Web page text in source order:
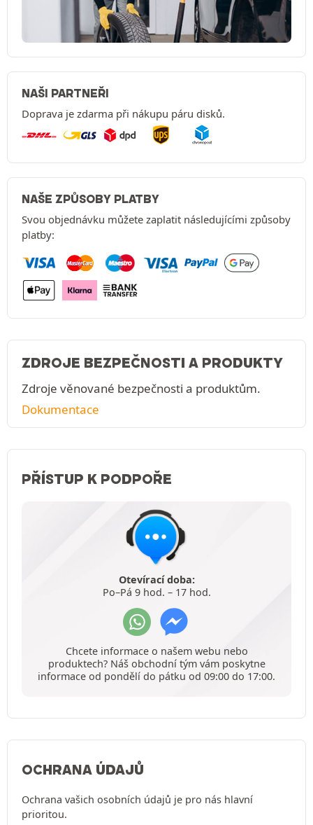
NAŠI PARTNEŘI
Doprava je zdarma při nákupu páru disků.
NAŠE ZPŮSOBY PLATBY
Svou objednávku můžete zaplatit následujícími způsoby
platby:
ZDROJE BEZPEČNOSTI A PRODUKTY
Zdroje věnované bezpečnosti a produktům.
Dokumentace
PŘÍSTUP K PODPOŘE
Otevírací doba:
Po–Pá 9 hod. – 17 hod.
Chcete informace o našem webu nebo
produktech? Náš obchodní tým vám poskytne
informace od pondělí do pátku od 09:00 do 17:00.
OCHRANA ÚDAJŮ
Ochrana vašich osobních údajů je pro nás hlavní
prioritou.